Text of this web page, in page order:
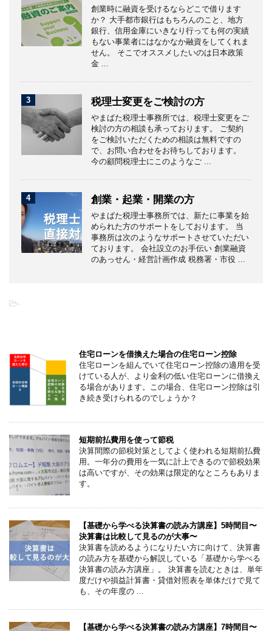
創業時に融資を受けるならどこで借ります
か？ 大手都市銀行はもちろんのこと、地方
銀行、信用金庫にいきなり行っても何の実績
もない事業者にはなかなか融資をしてくれま
せん。 そこでオススメしたいのは日本政策
金 ...
3 税理士変更をご検討の方
やまばた税理士事務所では、税理士変更をご
検討の方の相談も承っております。 ご契約
をご検討いただくための相談は無料ですの
で、お問い合わせをお待ちしております。
今の顧問税理士にこのようなご ...
4 創業・起業・開業の方
やまばた税理士事務所では、新たに事業を始
められた方のサポートをしております。 当
事務所は次のようなサポートさせていただい
ております。 会社設立のお手伝い 創業融資
のあっせん・経営計画作成 税務署・市役 ...
-
住宅ローンを借換えた場合の住宅ローン控除
住宅ローンを組んでいて住宅ローン控除の適用を受
けている人が、より金利の低い住宅ローンに借換え
る場合があります。この場合、住宅ローン控除は引
き続き受けられるのでしょうか？
短期前払費用を使って節税
決算間際の節税対策としてよく使われる短期前払費
用。一年分の費用を一気に計上できるので節税効果
は高いですが、その効果は限定的なところもありま
す。
【基礎から学べる決算書の読み方講座】5時間目〜
決算書は比較して見るのが大事〜
決算書を読めるようになりたい方に向けて、決算書
の読み方を基礎から解説している「基礎から学べる
決算書の読み方講座」。 決算書を読むときは、単年
度だけや損益計算書・貸借対照表を単体だけで見て
も、その年度の ...
【基礎から学べる決算書の読み方講座】7時間目〜